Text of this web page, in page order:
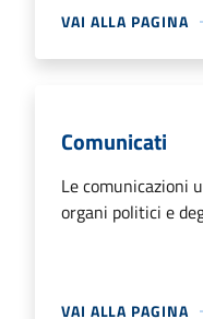
VAI ALLA PAGINA
Comunicati
Le comunicazioni
organi politici e
VAI ALLA PAGINA